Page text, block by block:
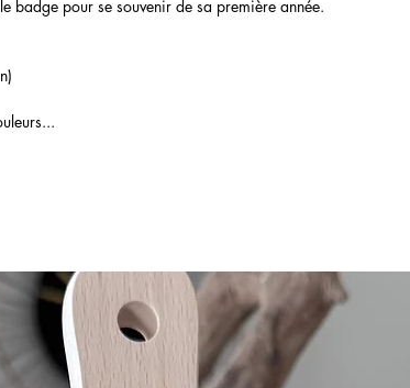
badge pour se souvenir de sa première année.